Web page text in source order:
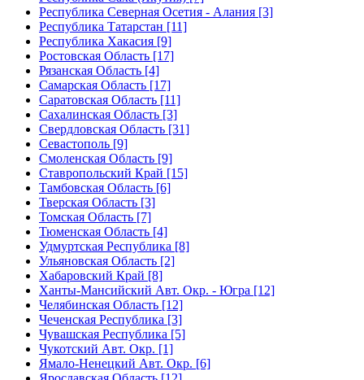
Республика Северная Осетия - Алания [3]
Республика Татарстан [11]
Республика Хакасия [9]
Ростовская Область [17]
Рязанская Область [4]
Самарская Область [17]
Саратовская Область [11]
Сахалинская Область [3]
Свердловская Область [31]
Севастополь [9]
Смоленская Область [9]
Ставропольский Край [15]
Тамбовская Область [6]
Тверская Область [3]
Томская Область [7]
Тюменская Область [4]
Удмуртская Республика [8]
Ульяновская Область [2]
Хабаровский Край [8]
Ханты-Мансийский Авт. Окр. - Югра [12]
Челябинская Область [12]
Чеченская Республика [3]
Чувашская Республика [5]
Чукотский Авт. Окр. [1]
Ямало-Ненецкий Авт. Окр. [6]